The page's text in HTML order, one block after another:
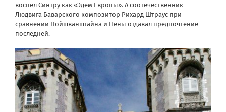
воспел Синтру как «Эдем Европы». А соотечественник
Людвига Баварского композитор Рихард Штраус при
сравнении Нойшванштайна и Пены отдавал предпочтение
последней.